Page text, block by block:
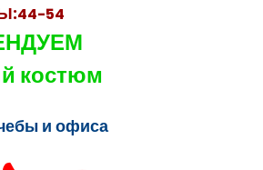
44-54
костюм
и офиса